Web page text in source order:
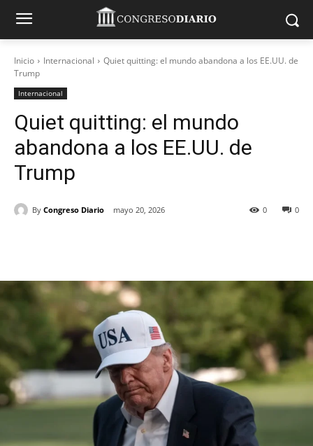
Inicio Internacional
Quiet quitting: el mundo abandona a los EE.UU. de
Trump
Internacional
Quiet quitting: el mundo
abandona a los EE.UU. de
Trump
By Congreso Diario mayo 20, 2026 0
0